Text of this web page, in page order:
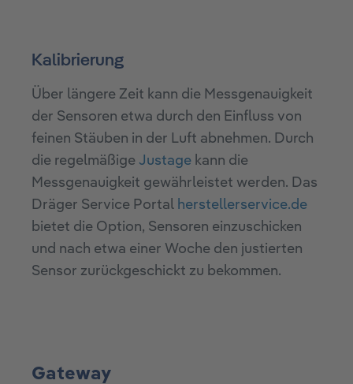
Kalibrierung
Über längere Zeit kann die Messgenauigkeit
der Sensoren etwa durch den Einfluss von
feinen Stäuben in der Luft abnehmen. Durch
die regelmäßige Justage kann die
Messgenauigkeit gewährleistet werden. Das
Dräger Service Portal herstellerservice.de
bietet die Option, Sensoren einzuschicken
und nach etwa einer Woche den justierten
Sensor zurückgeschickt zu bekommen.
Gateway